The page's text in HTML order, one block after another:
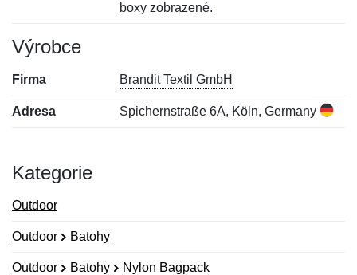
boxy zobrazené.
Výrobce
Firma Brandit Textil GmbH
Adresa Spichernstraße 6A, Köln, Germany
Kategorie
Outdoor
Outdoor Batohy
Outdoor Batohy Nylon Bagpack